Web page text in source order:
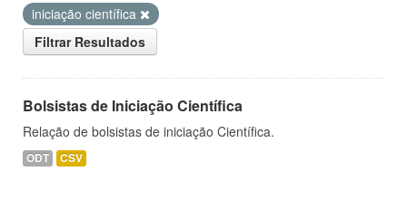
iniciação científica
Filtrar Resultados
Bolsistas de Iniciação Científica
Relação de bolsistas de iniciação Científica.
ODT CSV